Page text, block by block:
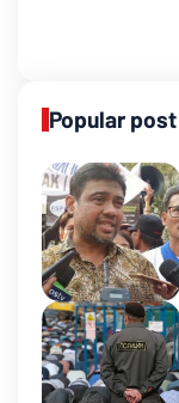
Popular post